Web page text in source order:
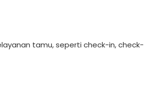
tamu, seperti check-in, check-